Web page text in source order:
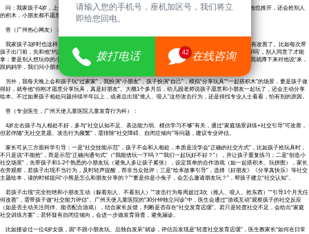
请输入您的手机号，座机加区号，我们将立
即给您回电。
拨打电话 42 在线咨询
问：我家孩子4岁，上幼儿园中班，老师总反馈说他“不和小朋友一起玩”，别的小朋友分享玩具给他，他也推开，还会抢别人
的积木，小朋友都不愿意跟他玩，这种与人相处不好的情况，有什么好办法能改善吗？​
答（广州热心网友）：​
我家孩子3岁时也这样，在小区里总抢别的小朋友玩具，没人愿意跟他玩。后来我试了几个方法，慢慢有改善了。比如每次带
孩子出门前，先和他“约定规则”：“今天我们带2辆小车去，要是想玩别人的玩具，要先说‘请借我玩一下好吗’，别人同意了才能
拿；要是别人想玩你的小车，也要分享哦。”一开始孩子做不到，我就亲自示范，比如看到他想抢玩具，我就蹲下来对他说“来，
跟妈妈学，我们问小朋友‘能不能借我玩’”，说完还拉着他的手轻轻拍小朋友的肩膀，重复这句话。​
另外，我每天晚上会和孩子玩“过家家”，我扮演“小朋友”，孩子扮演“自己”，模拟“分享玩具”“一起搭积木”的场景，要是孩子做
得好，就夸他“你刚才愿意分享玩具，真是好朋友”。大概1个多月后，幼儿园老师说孩子愿意和小朋友一起玩了，还会主动分享
绘本。不过如果孩子相处问题持续半年以上，或者总出现“推人、咬人”这些攻击行为，还是得找专业人士看看，怕有别的原因。​
答（专业医生，广州天使儿童医院儿童发育行为科）：​
4岁左右孩子与人相处不好，多与“社交认知不足、表达能力弱、模仿学习不够”有关，通过“家庭场景训练+社交引导”可改善，
但若伴随“无社交意愿、攻击行为频繁”，需排除“社交障碍、自闭症倾向”等问题，建议专业评估。​
家长可从三方面科学引导：一是“社交技能示范”，孩子不会和人相处，本质是没学会“正确的社交方式”，比如孩子抢玩具时，
不只是说“不能抢”，而是示范“正确沟通句式”（“我能借玩一下吗？”“我们一起玩好不好？”），并让孩子重复练习；二是“创造小
社交场景”，先带孩子和1-2个熟悉的小朋友玩（避免人多让孩子紧张），设定简单的合作游戏（如一起搭积木、玩拼图），家长
在旁观察，若孩子出现不当行为，及时轻声提醒，而非当众批评；三是“绘本故事引导”，选择《好朋友》《分享真快乐》等社交
主题绘本，读的时候提问“小熊是怎么和朋友分享的？”“要是你是小兔子，会怎么邀请朋友玩？”，帮孩子建立“社交认知”。​
若孩子出现“完全拒绝和小朋友互动（躲着别人、不看别人）”“攻击行为每周超过3次（推人、咬人、抢东西）”“引导1个月无任
何改善”，需带孩子做“社交能力评估”。广州天使儿童医院的“30分钟独立问诊”中，医生会通过“游戏互动”观察孩子的社交反应
（如是否主动关注同伴、能否配合游戏），结合家长反馈，判断是否存在“社交发育迟缓”。若只是轻度社交不足，会给出“家庭
社交训练方案”；若怀疑有自闭症倾向，会进一步做发育筛查，避免漏诊。​
比如接诊过一位4岁女孩，因“不跟小朋友玩、总独自发呆”就诊，评估后发现是“轻度社交发育迟缓”，医生教家长“如何在日常